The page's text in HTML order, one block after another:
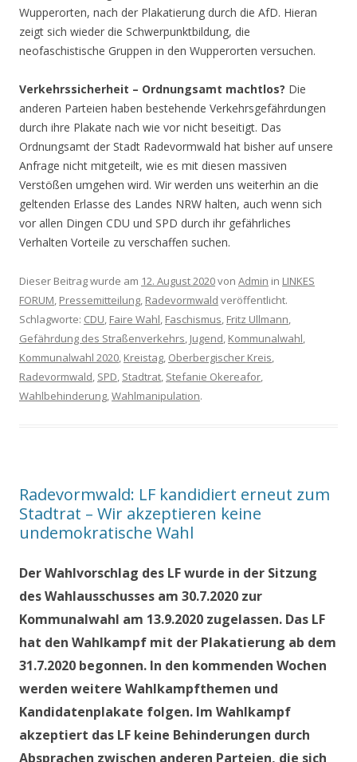
Wupperorten, nach der Plakatierung durch die AfD. Hieran
zeigt sich wieder die Schwerpunktbildung, die
neofaschistische Gruppen in den Wupperorten versuchen.
Verkehrssicherheit – Ordnungsamt machtlos? Die
anderen Parteien haben bestehende Verkehrsgefährdungen
durch ihre Plakate nach wie vor nicht beseitigt. Das
Ordnungsamt der Stadt Radevormwald hat bisher auf unsere
Anfrage nicht mitgeteilt, wie es mit diesen massiven
Verstößen umgehen wird. Wir werden uns weiterhin an die
geltenden Erlasse des Landes NRW halten, auch wenn sich
vor allen Dingen CDU und SPD durch ihr gefährliches
Verhalten Vorteile zu verschaffen suchen.
Dieser Beitrag wurde am 12. August 2020von Admin in LINKES
FORUM, Pressemitteilung, Radevormwald veröffentlicht.
Schlagworte: CDU, Faire Wahl, Faschismus, Fritz Ullmann,
Gefährdung des Straßenverkehrs, Jugend, Kommunalwahl,
Kommunalwahl 2020, Kreistag, Oberbergischer Kreis,
Radevormwald, SPD, Stadtrat, Stefanie Okereafor,
Wahlbehinderung,Wahlmanipulation.
Radevormwald: LF kandidiert erneut zum
Stadtrat – Wir akzeptieren keine
undemokratische Wahl
Der Wahlvorschlag des LF wurde in der Sitzung
des Wahlausschusses am 30.7.2020 zur
Kommunalwahl am 13.9.2020 zugelassen. Das LF
hat den Wahlkampf mit der Plakatierung ab dem
31.7.2020 begonnen. In den kommenden Wochen
werden weitere Wahlkampfthemen und
Kandidatenplakate folgen. Im Wahlkampf
akzeptiert das LF keine Behinderungen durch
Absprachen zwischen anderen Parteien, die sich